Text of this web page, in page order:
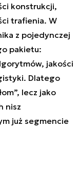
konstrukcji,
trafienia. W
z pojedynczej
pakietu:
jakości
Dlatego
lecz jako
nisz
już segmencie